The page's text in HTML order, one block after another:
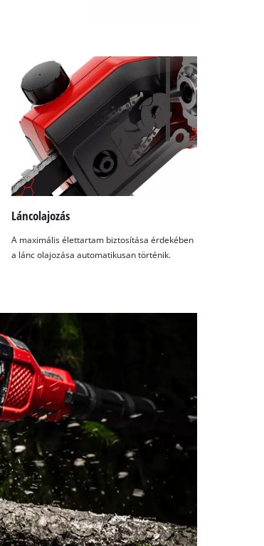
Láncolajozás
A maximális élettartam biztosítása érdekében
a lánc olajozása automatikusan történik.